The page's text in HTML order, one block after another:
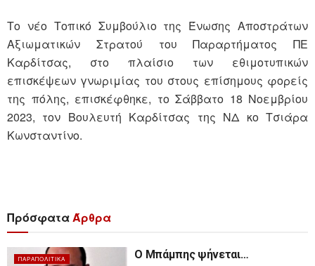
Το νέο Τοπικό Συμβούλιο της Ένωσης Αποστράτων
Αξιωματικών Στρατού του Παραρτήματος ΠΕ
Καρδίτσας, στο πλαίσιο των εθιμοτυπικών
επισκέψεων γνωριμίας του στους επίσημους φορείς
της πόλης, επισκέφθηκε, το Σάββατο 18 Νοεμβρίου
2023, τον Βουλευτή Καρδίτσας της ΝΔ κο Τσιάρα
Κωνσταντίνο.
ΠρόσφαταΆρθρα
ΠΑΡΑΠΟΛΙΤΙΚΆ
Ο Μπάμπης ψήνεται…